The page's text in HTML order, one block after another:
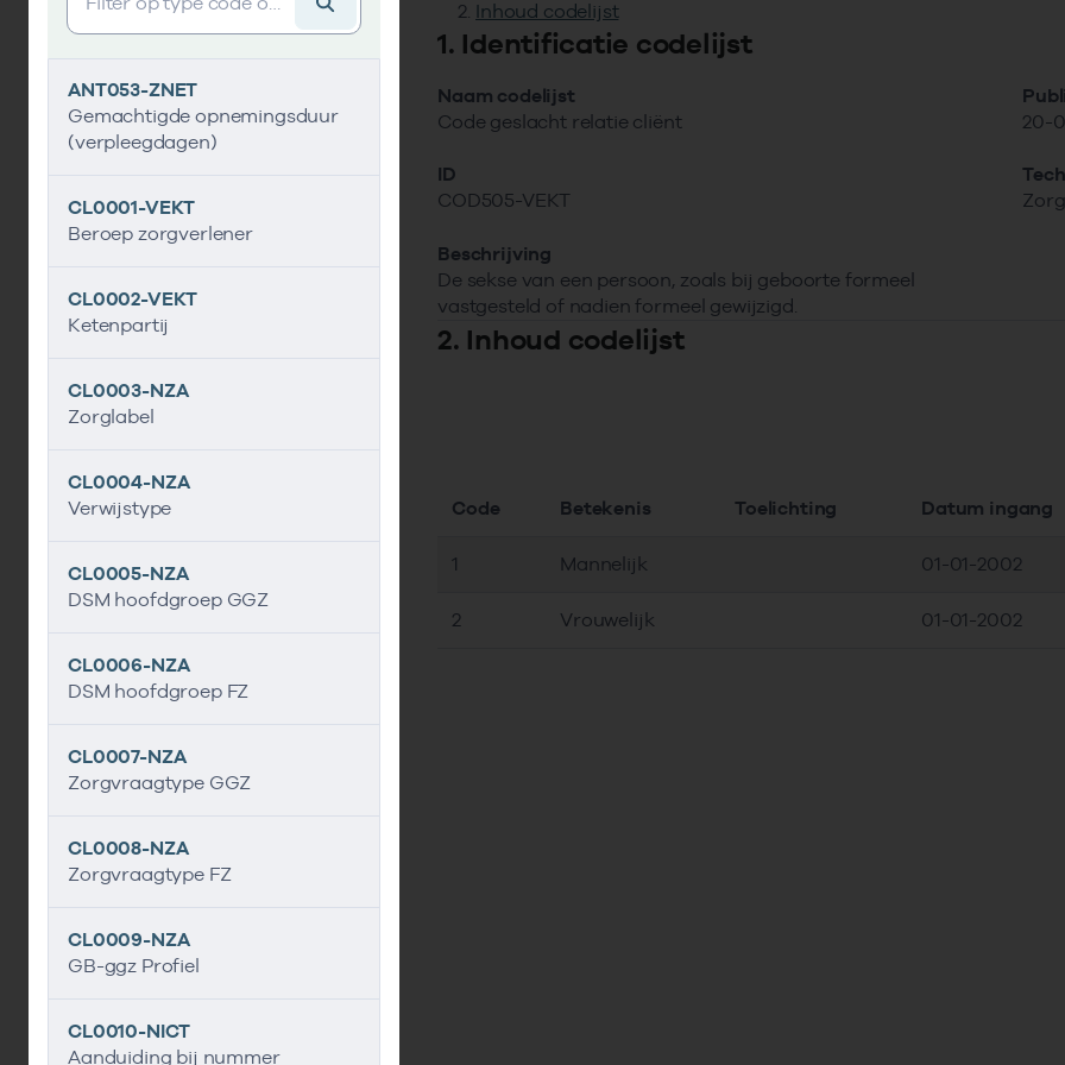
ANT053-ZNET
Gemachtigde opnemingsduur
(verpleegdagen)
CL0001-VEKT
Beroep zorgverlener
CL0002-VEKT
Ketenpartij
CL0003-NZA
Zorglabel
CL0004-NZA
Verwijstype
CL0005-NZA
DSM hoofdgroep GGZ
CL0006-NZA
DSM hoofdgroep FZ
CL0007-NZA
Zorgvraagtype GGZ
CL0008-NZA
Zorgvraagtype FZ
CL0009-NZA
GB-ggz Profiel
CL0010-NICT
Aanduiding bij nummer
Inhoud codelijst
1. Identificatie codelijst
Naam codelijst
Code geslacht relatie cliënt
ID
COD505-VEKT
Beschrijving
De sekse van een persoon, zoals bij geboorte formeel
vastgesteld of nadien formeel gewijzigd.
20-
2. Inhoud codelijst
Code Betekenis Toelichting Datum ingang
1 Mannelijk 01-01-2002
2 Vrouwelijk 01-01-2002